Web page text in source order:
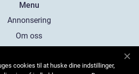
Menu
Annonsering
Om oss
Kontakta oss
cookies til at huske dine indstillinger,